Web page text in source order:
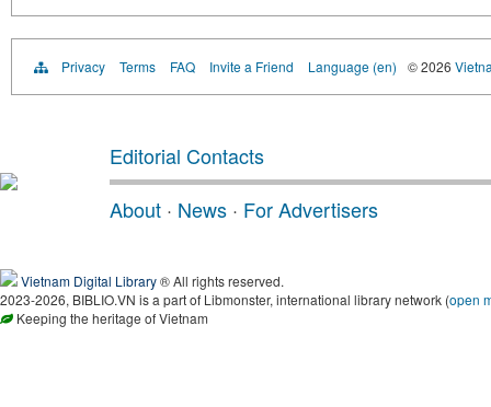
Privacy Terms FAQ Invite a Friend Language (en) © 2026
Editorial Contacts
About · News · For Advertisers
Vietnam Digital Library® All rights reserved.
2023-2026, BIBLIO.VN is a part of Libmonster, international library network (open
Keeping the heritage of Vietnam